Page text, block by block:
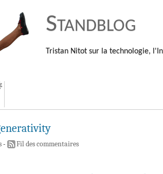
Standblog
Tristan Nitot sur la technologie,
- Fil des commentaires